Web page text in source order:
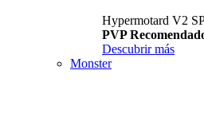
Hypermotard V2
PVP
Descubrir más
Monster